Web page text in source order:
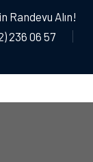
Randevu Alın!
236 06 57